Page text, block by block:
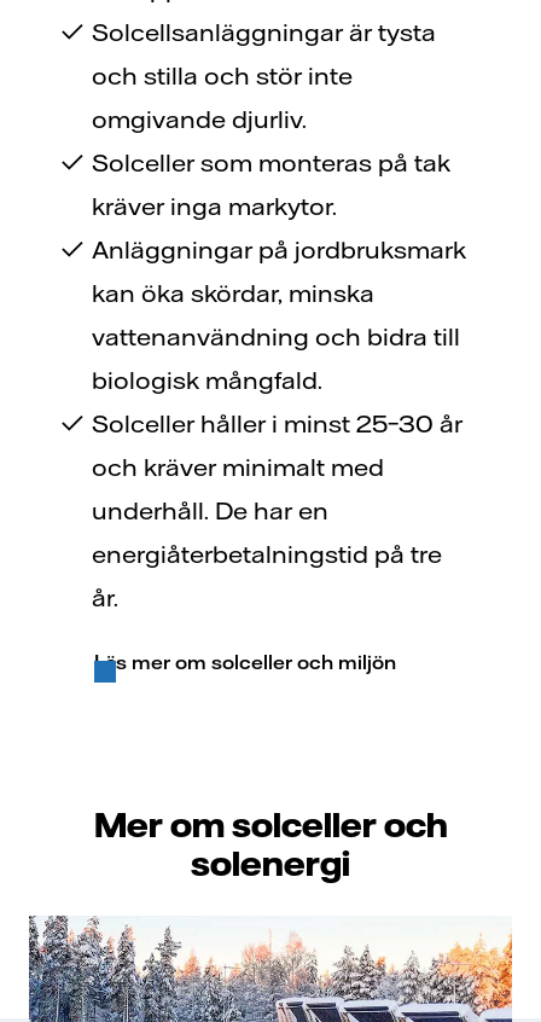
Solcellsanläggningar är tysta
och stilla och stör inte
omgivande djurliv.
Solceller som monteras på tak
kräver inga markytor.
Anläggningar på jordbruksmark
kan öka skördar, minska
vattenanvändning och bidra till
biologisk mångfald.
Solceller håller i minst 25–30 år
och kräver minimalt med
underhåll. De har en
energiåterbetalningstid på tre
år.
Läs mer om solceller och miljön
Mer om solceller och
solenergi